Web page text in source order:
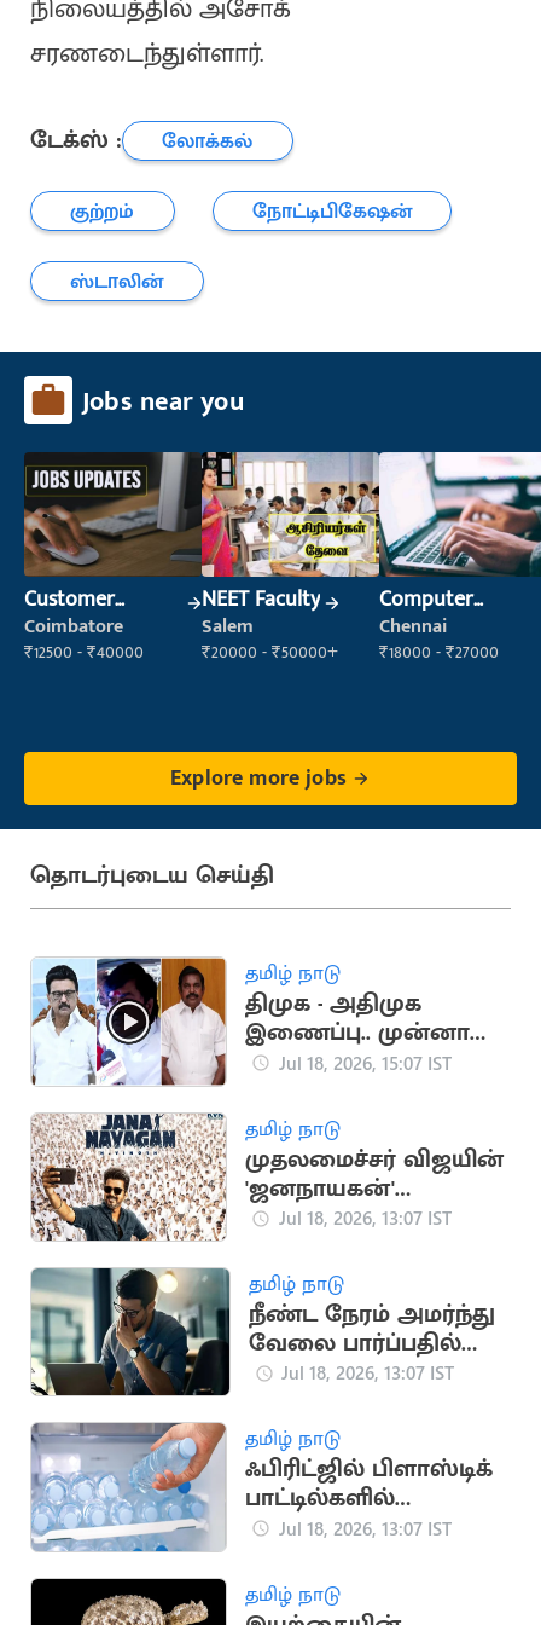
நிலையத்தில் அசோக்
சரணடைந்துள்ளார்.
டேக்ஸ் :
லோக்கல்
குற்றம்
நோட்டிபிகேஷன்
ஸ்டாலின்
Jobs near you
Customer
Support Officer
Coimbatore
₹12500 - ₹40000
NEET Faculty
Salem
₹20000 - ₹50000+
Computer
Operator
Chennai
₹18000 - ₹27000
Explore more jobs
தொடர்புடைய செய்தி
தமிழ் நாடு
திமுக - அதிமுக
இணைப்பு.. முன்னாள்
அமைச்சர் ராஜேந்திர
Jul 18, 2026, 15:07 IST
தமிழ் நாடு
முதலமைச்சர் விஜயின்
'ஜனநாயகன்'
படத்திற்கான
தொடங்கியது
Jul 18, 2026, 13:07 IST
தமிழ் நாடு
நீண்ட நேரம் அமர்ந்து
வேலை பார்ப்பதில்
மறைந்திருக்கும்
Jul 18, 2026, 13:07 IST
தமிழ் நாடு
ஃபிரிட்ஜில் பிளாஸ்டிக்
பாட்டில்களில்
தண்ணீர் வைத்து
Jul 18, 2026, 13:07 IST
தமிழ் நாடு